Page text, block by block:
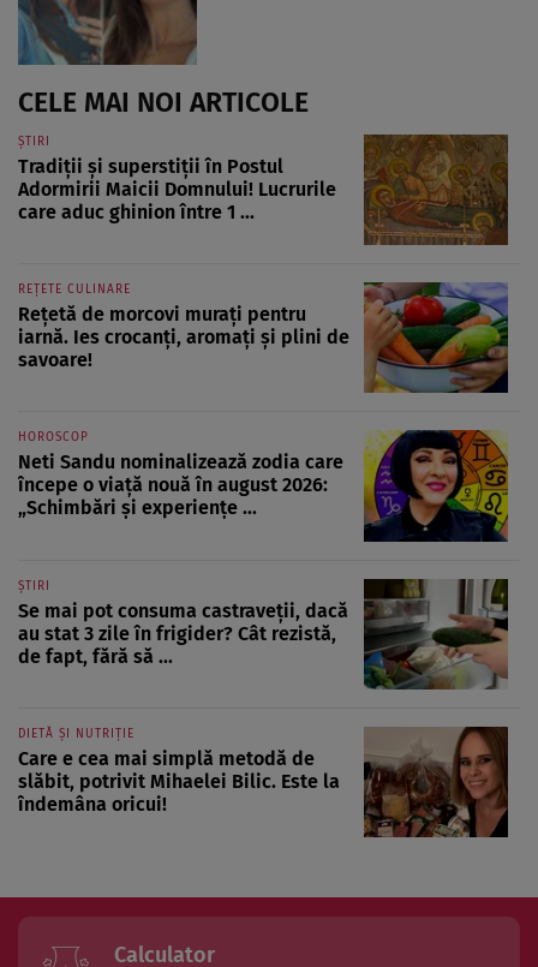
CELE MAI NOI ARTICOLE
ȘTIRI
Tradiții și superstiții în Postul
Adormirii Maicii Domnului! Lucrurile
care aduc ghinion între 1 ...
REȚETE CULINARE
Rețetă de morcovi murați pentru
iarnă. Ies crocanți, aromați și plini de
savoare!
HOROSCOP
Neti Sandu nominalizează zodia care
începe o viață nouă în august 2026:
„Schimbări și experiențe ...
ȘTIRI
Se mai pot consuma castraveții, dacă
au stat 3 zile în frigider? Cât rezistă,
de fapt, fără să ...
DIETĂ ȘI NUTRIȚIE
Care e cea mai simplă metodă de
slăbit, potrivit Mihaelei Bilic. Este la
îndemâna oricui!
Calculator